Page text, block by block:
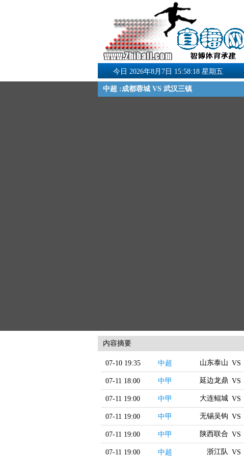
今日 2026年8月7日 15:58:19 星期五
中超 :成都蓉城 VS 武汉三镇
内容摘要
07-10 19:35 中超 山东泰山 VS
07-11 18:00 中甲 延边龙鼎 VS
07-11 19:00 中甲 大连鲲城 VS
07-11 19:00 中甲 无锡吴钩 VS
07-11 19:00 中甲 陕西联合 VS
07-11 19:00 中超 浙江队 VS